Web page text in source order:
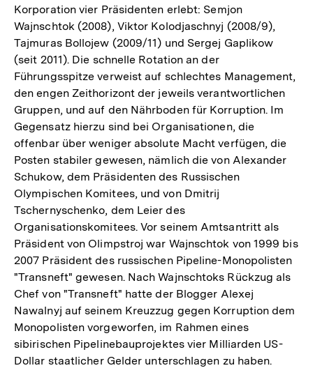
Korporation vier Präsidenten erlebt: Semjon
Wajnschtok (2008), Viktor Kolodjaschnyj (2008/9),
Tajmuras Bollojew (2009/11) und Sergej Gaplikow
(seit 2011). Die schnelle Rotation an der
Führungsspitze verweist auf schlechtes Management,
den engen Zeithorizont der jeweils verantwortlichen
Gruppen, und auf den Nährboden für Korruption. Im
Gegensatz hierzu sind bei Organisationen, die
offenbar über weniger absolute Macht verfügen, die
Posten stabiler gewesen, nämlich die von Alexander
Schukow, dem Präsidenten des Russischen
Olympischen Komitees, und von Dmitrij
Tschernyschenko, dem Leier des
Organisationskomitees. Vor seinem Amtsantritt als
Präsident von Olimpstroj war Wajnschtok von 1999 bis
2007 Präsident des russischen Pipeline-Monopolisten
"Transneft" gewesen. Nach Wajnschtoks Rückzug als
Chef von "Transneft" hatte der Blogger Alexej
Nawalnyj auf seinem Kreuzzug gegen Korruption dem
Monopolisten vorgeworfen, im Rahmen eines
sibirischen Pipelinebauprojektes vier Milliarden US-
Dollar staatlicher Gelder unterschlagen zu haben.